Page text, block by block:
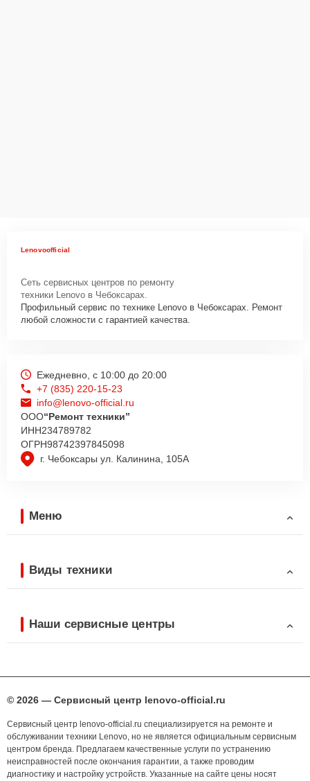
Lenovoofficial
Сеть сервисных центров по ремонту
техники Lenovo в Чебоксарах.
Профильный сервис по технике Lenovo в Чебоксарах. Ремонт
любой сложности с гарантией качества.
г. Чебоксары ул. Калинина, 105А
Ежедневно, с 10:00 до 20:00
+7 (835) 220-15-23
info@lenovo-official.ru
ООО“Ремонт техники”
ИНН234789782
ОГРН98742397845098
Меню
Виды техники
Наши сервисные центры
© 2026 — Сервисный центр lenovo-official.ru
Сервисный центр lenovo-official.ru специализируется на ремонте и
обслуживании техники Lenovo, но не является официальным сервисным
центром бренда. Предлагаем качественные услуги по устранению
неисправностей после окончания гарантии, а также проводим
диагностику и настройку устройств. Указанные на сайте цены носят